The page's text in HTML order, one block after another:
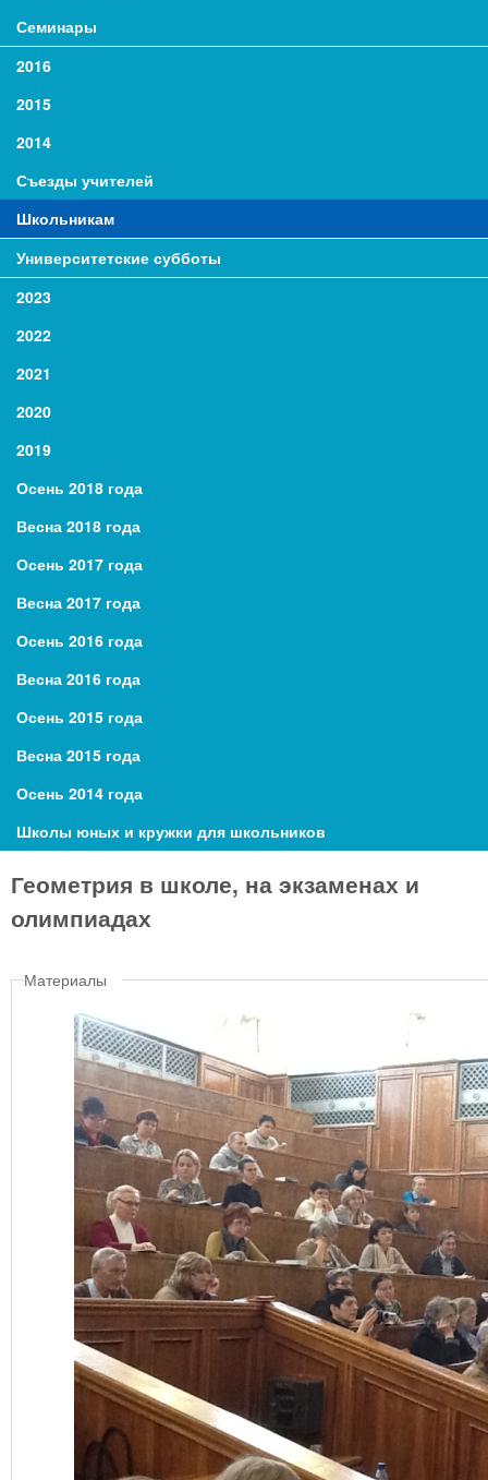
Семинары
2016
2015
2014
Съезды учителей
Школьникам
Университетские субботы
2023
2022
2021
2020
2019
Осень 2018 года
Весна 2018 года
Осень 2017 года
Весна 2017 года
Осень 2016 года
Весна 2016 года
Осень 2015 года
Весна 2015 года
Осень 2014 года
Школы юных и кружки для школьников
Геометрия в школе, на экзаменах и
олимпиадах
Материалы